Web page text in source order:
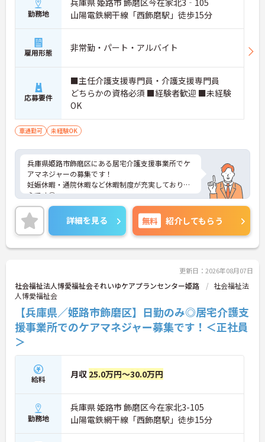
勤務地
兵庫県 姫路市 飾磨区今在家北3‐105
山陽電鉄網干線「西飾磨駅」徒歩15分
雇用形態 非常勤・パート・アルバイト
応募要件
■主任介護支援専門員・介護支援専門員
どちらかの資格必須 ■経験者歓迎 ■未経験
OK
車通勤可 未経験OK
兵庫県姫路市飾磨区にある居宅介護支援事業所でケ
アマネジャーの募集です！
妊娠休暇・通院休暇など休暇制度が充実しており安
心です◎
昇給制度もあるので、頑張りが反映されモチベ―シ
ンを高めやすい☆
またマイカー通勤OKなので通勤モラクラクです！
ご興味のある方には、面接対策ポイントなど、さら
に詳細をお話しいたしますのでお気軽にご相談くだ
詳細を見る 無料 紹介してもらう
更新日：2026年08月07日
社会福祉法人博愛福祉会それいゆケアプランセンター姫路
社会福祉法
人博愛福祉会
【兵庫県／姫路市飾磨区】日勤のみ◎居宅介護支
援事業所でのケアマネジャー募集です！＜正社員
＞
給料 月収 25.0万円～30.0万円
勤務地
兵庫県 姫路市 飾磨区今在家北3-105
山陽電鉄網干線「西飾磨駅」徒歩15分